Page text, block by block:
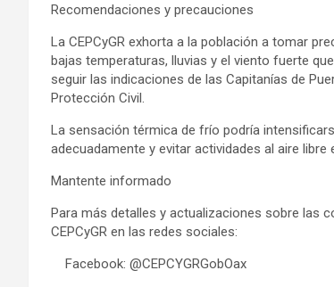
Recomendaciones y precauciones
La CEPCyGR exhorta a la población a tomar
bajas temperaturas, lluvias y el viento fuerte
seguir las indicaciones de las Capitanías de
Protección Civil.
La sensación térmica de frío podría
adecuadamente y evitar actividades al aire
Mantente informado
Para más detalles y actualizaciones sobre las
CEPCyGR en las redes sociales:
Facebook: @CEPCYGRGobOax